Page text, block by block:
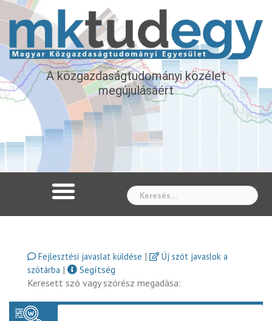
A közgazdaságtudományi közélet
megújulásáért
Fejlesztési javaslat küldése |
Új szót javaslok a
szótárba |
Segítség
Keresett szó vagy szórész megadása: